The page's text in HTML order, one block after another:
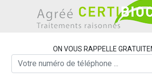
ON VOUS RAPPELLE